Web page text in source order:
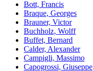
Bott, Francis
Braque, Georges
Brauner, Victor
Buchholz, Wolff
Buffet, Bernard
Calder, Alexander
Campigli, Massimo
Capogrossi, Giuseppe